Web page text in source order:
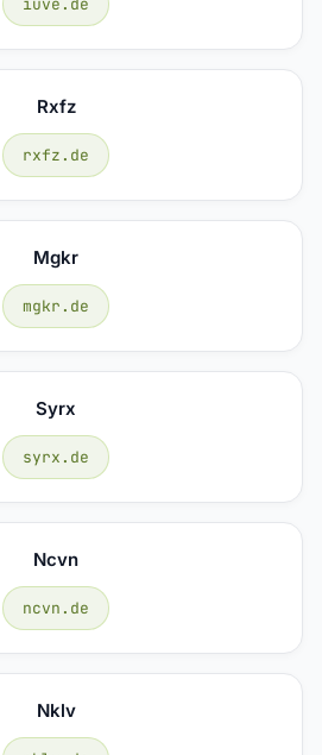
Rxfz
rxfz.de
Mgkr
mgkr.de
Syrx
syrx.de
Ncvn
ncvn.de
Nklv